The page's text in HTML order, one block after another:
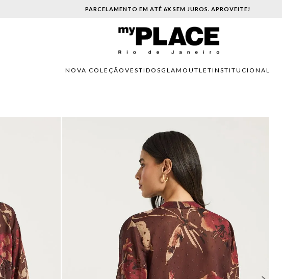
PARCELAMENTO EM ATÉ 6X SEM JUROS. APROVEITE!
NOVA COLEÇÃO VESTIDOSGLAM OUTLETINSTITUCIONAL